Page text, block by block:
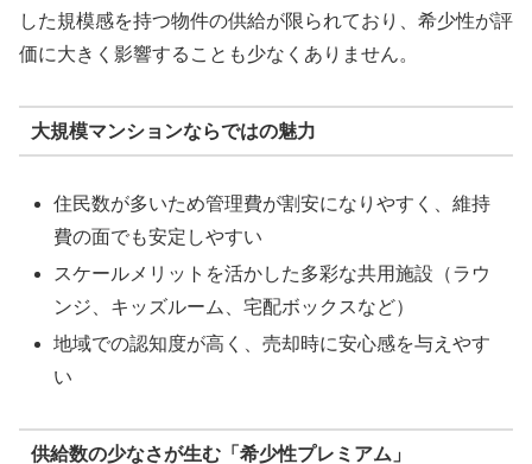
した規模感を持つ物件の供給が限られており、希少性が評
価に大きく影響することも少なくありません。
大規模マンションならではの魅力
住民数が多いため管理費が割安になりやすく、維持
費の面でも安定しやすい
スケールメリットを活かした多彩な共用施設（ラウ
ンジ、キッズルーム、宅配ボックスなど）
地域での認知度が高く、売却時に安心感を与えやす
い
供給数の少なさが生む「希少性プレミアム」